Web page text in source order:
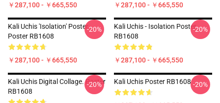
￥287,100 - ￥665,550 ￥287,100 - ￥665,550
Kali Uchis 'Isolation' Poster
Poster RB1608
￥287,100 - ￥665,550
-20%
Kali Uchis - Isolation Poster
RB1608
￥287,100 - ￥665,550
-20%
Kali Uchis Digital Collage. Poster
RB1608
-20% Kali Uchis Poster RB1608 -20%